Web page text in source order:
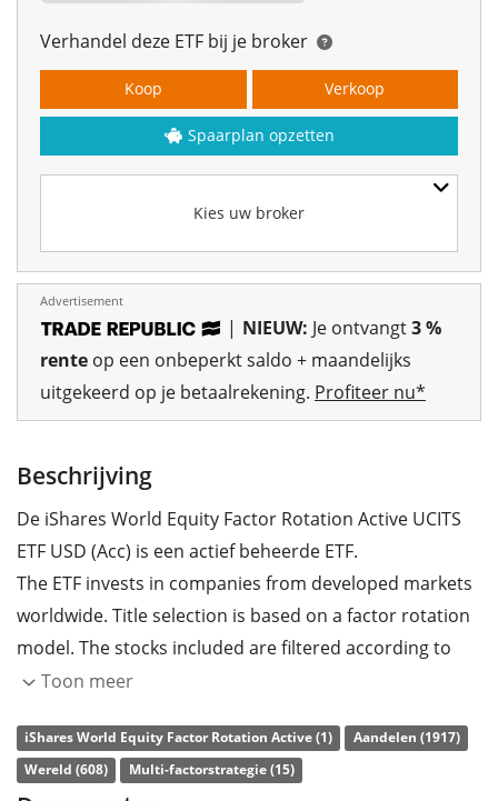
Verhandel deze ETF bij je broker
Kies uw broker
Koop Verkoop
Spaarplan opzetten
Advertisement
| NIEUW: Je ontvangt3 %
rente op een onbeperkt saldo + maandelijks
uitgekeerd op je betaalrekening. Profiteer nu*
Beschrijving
De iShares World Equity Factor Rotation Active UCITS
ETF USD (Acc) is een actief beheerde ETF.
The ETF invests in companies from developed markets
worldwide. Title selection is based on a factor rotation
model. The stocks included are filtered according to
ESG criteria (environmental, social and corporate
The ETF'sTER(total expense ratio) amounts to
p.a.
. The dividends in the ETF are
Toon meer
iShares World Equity Factor Rotation Active (1)
Aandelen (1917)
Wereld (608)
Multi-factorstrategie (15)